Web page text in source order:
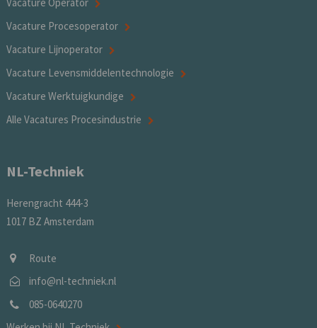
Vacature Procesoperator
Vacature Lijnoperator
Vacature Levensmiddelentechnologie
Vacature Werktuigkundige
Alle Vacatures Procesindustrie
NL-Techniek
Herengracht 444-3
1017 BZ Amsterdam
Route
info@nl-techniek.nl
085-0640270